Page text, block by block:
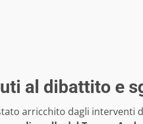
al dibattito e
arricchito dagli interventi